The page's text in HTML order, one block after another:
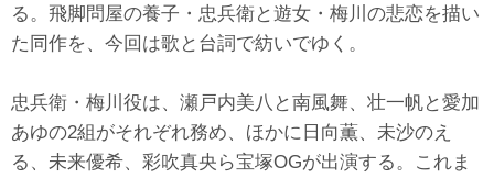
る。飛脚問屋の養子・忠兵衛と遊女・梅川の悲恋を描い
た同作を、今回は歌と台詞で紡いでゆく。
忠兵衛・梅川役は、瀬戸内美八と南風舞、壮一帆と愛加
あゆの2組がそれぞれ務め、ほかに日向薫、未沙のえ
る、未来優希、彩吹真央ら宝塚OGが出演する。これま